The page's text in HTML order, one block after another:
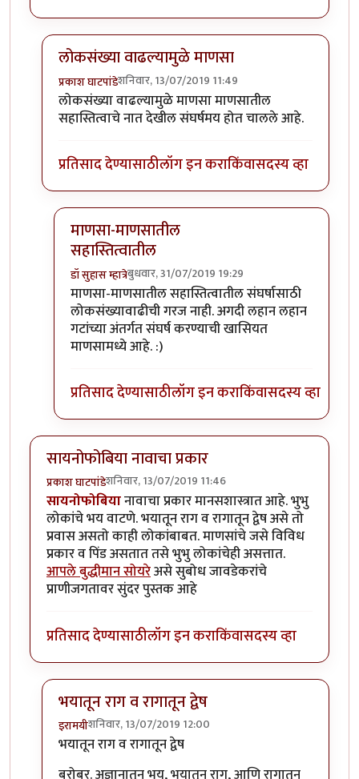
लोकसंख्या वाढल्यामुळे माणसा
प्रकाश घाटपांडेशनिवार, 13/07/2019 11:49
In reply to...byहेमंतकुमार
लोकसंख्या वाढल्यामुळे माणसा माणसातील
सहास्तित्वाचे नात देखील संघर्षमय होत चालले आहे.
प्रतिसाद देण्यासाठीलॉग इन कराकिंवासदस्य व्हा
माणसा-माणसातील
सहास्तित्वातील
डॉ सुहास म्हात्रेबुधवार, 31/07/2019 19:29
In reply toलोकसंख्या वाढल्यामुळे माणसाby
माणसा-माणसातील सहास्तित्वातील संघर्षासाठी
लोकसंख्यावाढीची गरज नाही. अगदी लहान लहान
गटांच्या अंतर्गत संघर्ष करण्याची खासियत
माणसामध्ये आहे. :)
प्रतिसाद देण्यासाठीलॉग इन कराकिंवासदस्य व्हा
सायनोफोबिया नावाचा प्रकार
प्रकाश घाटपांडेशनिवार, 13/07/2019 11:46
सायनोफोबियानावाचा प्रकार मानसशास्त्रात आहे. भुभु
लोकांचे भय वाटणे. भयातून राग व रागातून द्वेष असे तो
प्रवास असतो काही लोकांबाबत. माणसांचे जसे विविध
प्रकार व पिंड असतात तसे भुभु लोकांचेही असत्तात.
आपले बुद्धीमान सोयरेअसे सुबोध जावडेकरांचे
प्राणीजगतावर सुंदर पुस्तक आहे
प्रतिसाद देण्यासाठीलॉग इन कराकिंवासदस्य व्हा
भयातून राग व रागातून द्वेष
इरामयीशनिवार, 13/07/2019 12:00
In reply toसायनोफोबिया नावाचा प्रकार
भयातून राग व रागातून द्वेष